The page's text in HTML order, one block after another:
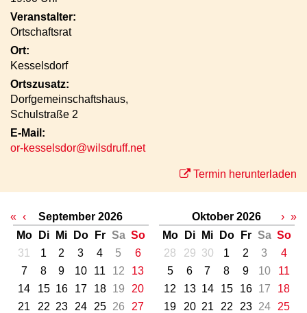
Veranstalter:
Ortschaftsrat
Ort:
Kesselsdorf
Ortszusatz:
Dorfgemeinschaftshaus,
Schulstraße 2
E-Mail:
or-kesselsdor@wilsdruff.net
Termin herunterladen
« ‹
September 2026
Mo
Di Mi Do Fr Sa So
31
1 2 3 4 5
6
7
8 9 10 11 12
13
14
15 16 17 18 19
20
21
22 23 24 25 26
27
Oktober 2026
Mo
Di Mi Do Fr Sa So
28
29 30 1 2 3
4
5
6 7 8 9 10
11
12
13 14 15 16 17
18
19
20 21 22 23 24
25
› »